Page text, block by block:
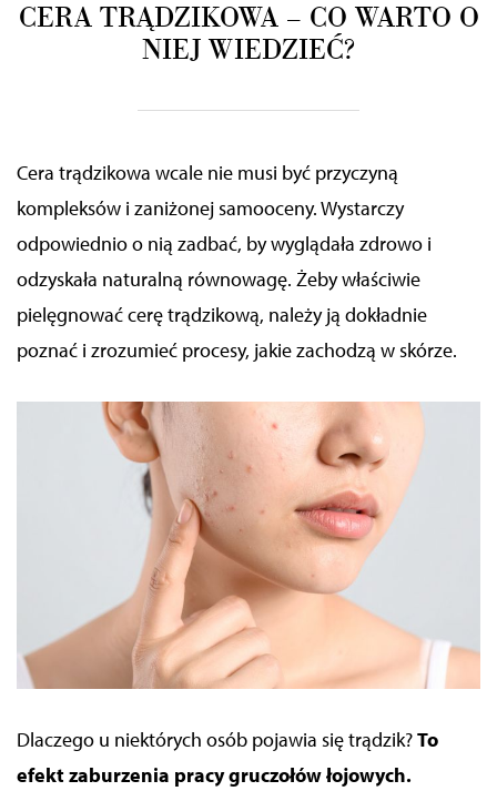
CERA TRĄDZIKOWA – CO WARTO O
NIEJ WIEDZIEĆ?
Cera trądzikowa wcale nie musi być przyczyną
kompleksów i zaniżonej samooceny.Wystarczy
odpowiednio o nią zadbać, by wyglądała zdrowo i
odzyskała naturalną równowagę. Żeby właściwie
pielęgnować cerę trądzikową, należy ją dokładnie
poznać i zrozumieć procesy, jakie zachodzą w skórze.
Dlaczego u niektórych osób pojawia się trądzik?To
efekt zaburzenia pracy gruczołów łojowych.